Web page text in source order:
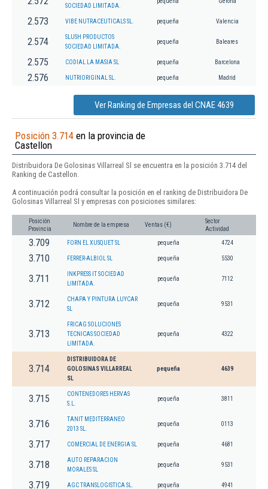
SOCIEDAD LIMITADA.
2.573 VIBE NUTRACEUTICALS SL. pequeña Valencia
2.574
SLUSH PRODUCTOS
SOCIEDAD LIMITADA.
pequeña Baleares
2.575 CODIAL LA MASIA SL pequeña Barcelona
2.576 NUTRIORIGINAL SL. pequeña Madrid
Ver Ranking de Empresas del CNAE 4639
Posición 3.714 en la provincia de
Castellon
Distribuidora De Golosinas Villarreal Sl se encuentra en la posición 3.714 del
Ranking de Castellon.
A continuación podrá consultar la posición en el ranking de Distribuidora De
Golosinas Villarreal Sl y empresas con posiciones similares:
Posición
Provincia
Nombre de la empresa Ventas (€)
Sector
Actividad
3.709 FORN EL XUSQUET SL pequeña 4724
3.710 FERRER-ALBIOL SL pequeña 5530
3.711
INKPRESS IT SOCIEDAD
LIMITADA.
pequeña 7112
3.712
CHAPA Y PINTURA LUYCAR
SL
pequeña 9531
3.713
FRICAG SOLUCIONES
TECNICAS SOCIEDAD
LIMITADA.
pequeña 4322
3.714
DISTRIBUIDORA DE
GOLOSINAS VILLARREAL
SL
pequeña 4639
3.715
CONTENEDORES HERVAS
S.L.
pequeña 3811
3.716
TANIT MEDITERRANEO
2013 SL.
pequeña 0113
3.717 COMERCIAL DE ENERGIA SL pequeña 4681
3.718
AUTO REPARACION
MORALES SL
pequeña 9531
3.719 AGC TRANSLOGISTICA SL. pequeña 4941